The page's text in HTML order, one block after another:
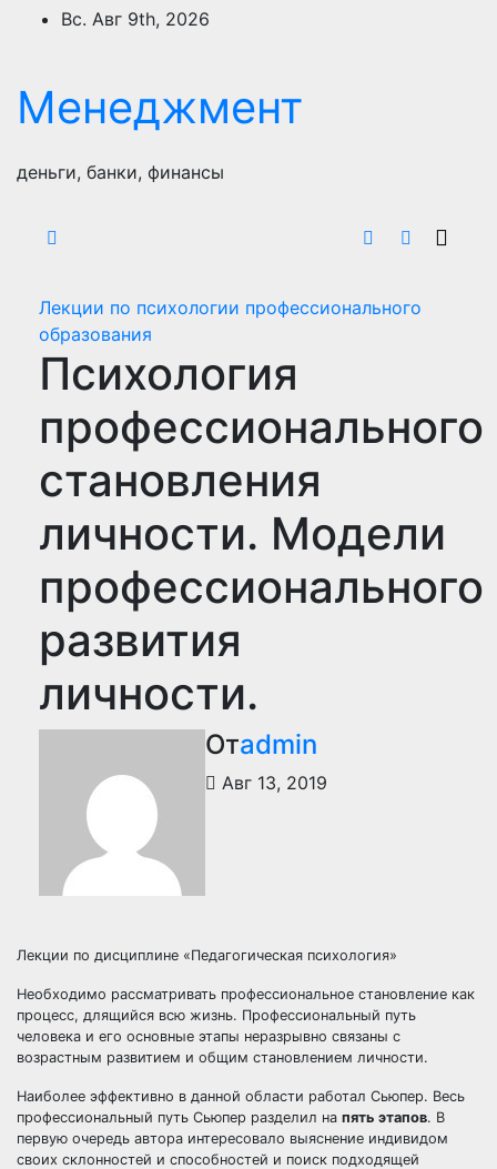
ПерейтиВс. Авг 9th, 2026
Менеджмент
деньги, банки, финансы
Лекции по психологии профессионального
образования
Психология
профессионального
становления
личности. Модели
профессионального
развития
личности.
Отadmin
Авг 13, 2019
Лекции по дисциплине «Педагогическая психология»
Необходимо рассматривать профессиональное становление как
процесс, длящийся всю жизнь. Профессиональный путь
человека и его основные этапы неразрывно связаны с
возрастным развитием и общим становлением личности.
Наиболее эффективно в данной области работал Сьюпер. Весь
профессиональный путь Сьюпер разделил на пять этапов. В
первую очередь автора интересовало выяснение индивидом
своих склонностей и способностей и поиск подходящей